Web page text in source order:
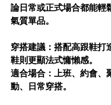
論日常或正式場合都能輕
氣質單品。
穿搭建議：搭配高跟鞋打
鞋則更顯法式慵懶感。
適合場合：上班、約會、
動、日常穿搭。